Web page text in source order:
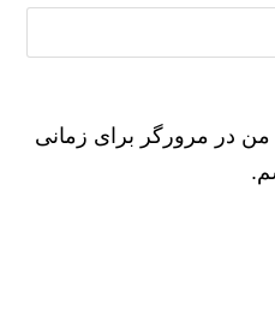
من در مرورگر برای زمانی